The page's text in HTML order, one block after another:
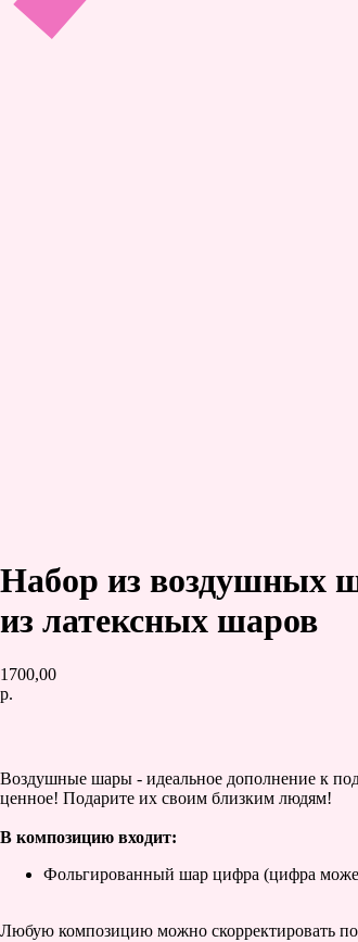
Набор из воздушных
из латексных шаров
1700,00
р.
Воздушные шары - идеальное дополнение к
ценное! Подарите их своим близким людям!
В композицию входит:
Фольгированный шар цифра (цифра
Любую композицию можно скорректировать